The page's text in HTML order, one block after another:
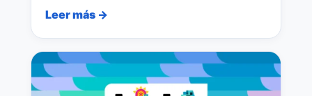
Leer más →